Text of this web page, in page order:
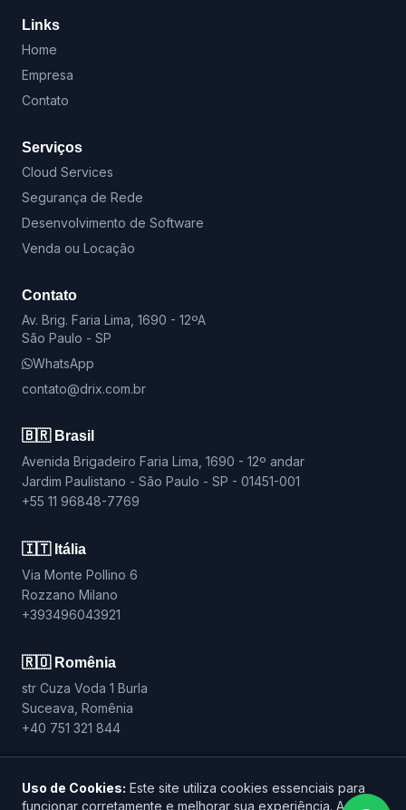
Links
Home
Empresa
Contato
Serviços
Cloud Services
Segurança de Rede
Desenvolvimento de Software
Venda ou Locação
Contato
Av. Brig. Faria Lima, 1690 - 12ºA
São Paulo - SP
WhatsApp
contato@drix.com.br
🇧🇷 Brasil
Avenida Brigadeiro Faria Lima, 1690 - 12º andar
Jardim Paulistano - São Paulo - SP - 01451-001
+55 11 96848-7769
🇮🇹 Itália
Via Monte Pollino 6
Rozzano Milano
+393496043921
🇷🇴 Romênia
str Cuza Voda 1 Burla
Suceava, Romênia
+40 751 321 844
© 2026 DRIX. Todos os direitos reservados.
Uso de Cookies: Este site utiliza cookies essenciais para
funcionar corretamente e melhorar sua experiência. Ao